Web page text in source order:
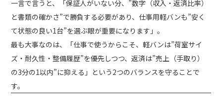
一言で言うと、「保証人がいない分、”数字（収入・返済比率）
と書類の確かさ”で勝負する必要があり、仕事用軽バンも”安く
て状態の良い1台”を選ぶ眼が重要になります」。
最も大事なのは、「仕事で使うからこそ、軽バンは”荷室サイ
ズ・耐久性・整備履歴”を優先しつつ、返済は”売上（手取り）
の3分の1以内”に抑える」という2つのバランスを守ることで
す。